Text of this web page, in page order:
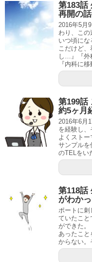
第183話
再開の
2016年5月
わり、この
いつ頃に
こだけど、
し…』『外
『内科に
第199話
約5ヶ月
2016年6月
を経験し
よくスト
サンプルを
のTELをい
第118話
がわかっ
ポートに刺
ていたこと
ができた
あったこと
からない。